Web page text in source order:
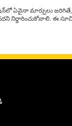
మార్పులు జరిగితే,
నిర్ధారించుకోవాలి. ఈ